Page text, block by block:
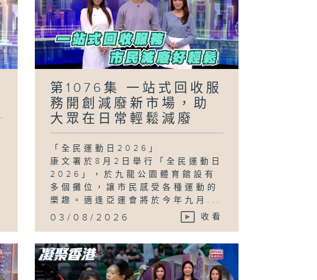
第1076集 一站式回收服
務開創減廢新市場，助
大眾在日常輕鬆減廢
「全民運動日2026」
康文署於8月2日舉行「全民運動日
2026」，於九龍公園體育館設有
多個攤位，讓市民感受各種運動的
樂趣。適逢亞運會將於今年九月...
03/08/2026 收看